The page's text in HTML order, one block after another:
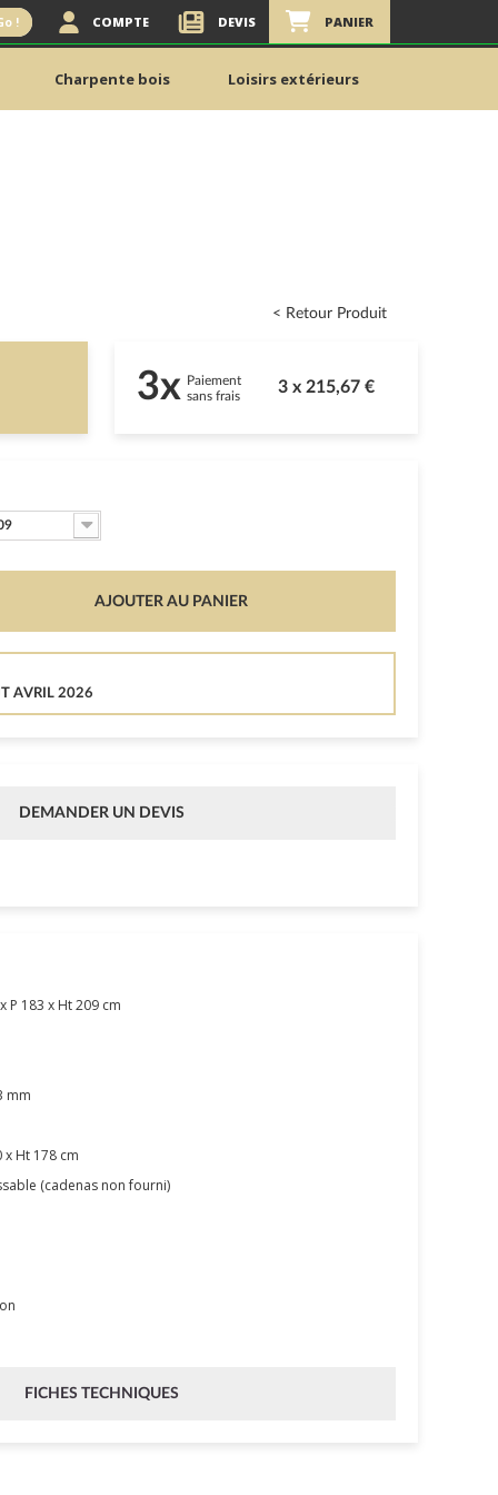
! COMPTE DEVIS PANIER
Charpente bois Loisirs extérieurs
< Retour Produit
3x Paiement
sans frais
3 x 215,67 €
AJOUTER AU PANIER
AVRIL 2026
DEMANDER UN DEVIS
P 183 x Ht 209 cm
mm
x Ht 178 cm
(cadenas non fourni)
FICHES TECHNIQUES